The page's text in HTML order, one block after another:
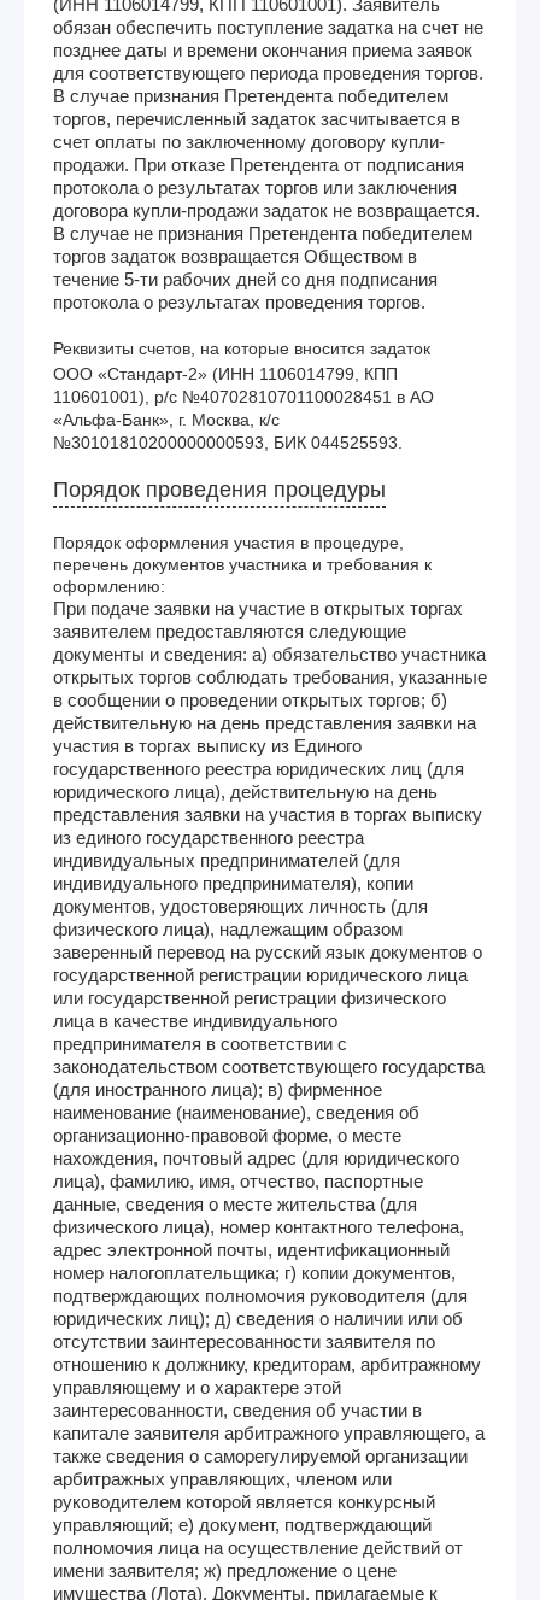
обязан обеспечить поступление задатка на счет не
позднее даты и времени окончания приема заявок
для соответствующего периода проведения торгов.
В случае признания Претендента победителем
торгов, перечисленный задаток засчитывается в
счет оплаты по заключенному договору купли-
продажи. При отказе Претендента от подписания
протокола о результатах торгов или заключения
договора купли-продажи задаток не возвращается.
В случае не признания Претендента победителем
торгов задаток возвращается Обществом в
течение 5-ти рабочих дней со дня подписания
протокола о результатах проведения торгов.
Реквизиты счетов, на которые вносится задаток
ООО «Стандарт-2» (ИНН 1106014799, КПП
110601001), р/с №40702810701100028451 в АО
«Альфа-Банк», г. Москва, к/с
№30101810200000000593, БИК 044525593.
Порядок проведения процедуры
Порядок оформления участия в процедуре,
перечень документов участника и требования к
оформлению:
При подаче заявки на участие в открытых торгах
заявителем предоставляются следующие
документы и сведения: а) обязательство участника
открытых торгов соблюдать требования, указанные
в сообщении о проведении открытых торгов; б)
действительную на день представления заявки на
участия в торгах выписку из Единого
государственного реестра юридических лиц (для
юридического лица), действительную на день
представления заявки на участия в торгах выписку
из единого государственного реестра
индивидуальных предпринимателей (для
индивидуального предпринимателя), копии
документов, удостоверяющих личность (для
физического лица), надлежащим образом
заверенный перевод на русский язык документов о
государственной регистрации юридического лица
или государственной регистрации физического
лица в качестве индивидуального
предпринимателя в соответствии с
законодательством соответствующего государства
(для иностранного лица); в) фирменное
наименование (наименование), сведения об
организационно-правовой форме, о месте
нахождения, почтовый адрес (для юридического
лица), фамилию, имя, отчество, паспортные
данные, сведения о месте жительства (для
физического лица), номер контактного телефона,
адрес электронной почты, идентификационный
номер налогоплательщика; г) копии документов,
подтверждающих полномочия руководителя (для
юридических лиц); д) сведения о наличии или об
отсутствии заинтересованности заявителя по
отношению к должнику, кредиторам, арбитражному
управляющему и о характере этой
заинтересованности, сведения об участии в
капитале заявителя арбитражного управляющего, а
также сведения о саморегулируемой организации
арбитражных управляющих, членом или
руководителем которой является конкурсный
управляющий; е) документ, подтверждающий
полномочия лица на осуществление действий от
имени заявителя; ж) предложение о цене
имущества (Лота). Документы, прилагаемые к